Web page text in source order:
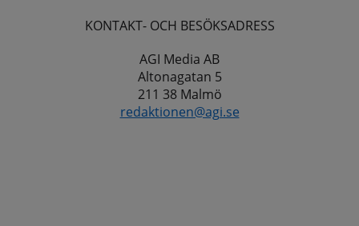
KONTAKT- OCH BESÖKSADRESS
AGI Media AB
Altonagatan 5
211 38 Malmö
redaktionen@agi.se